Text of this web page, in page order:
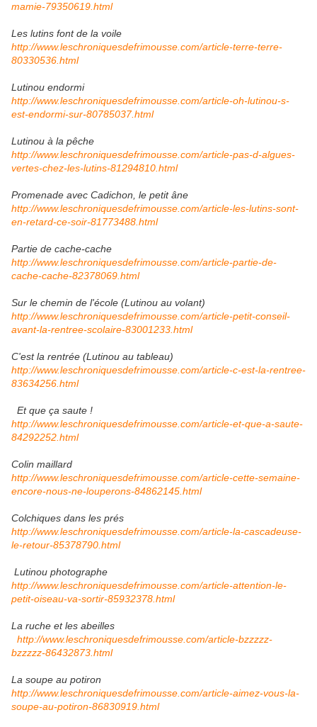
mamie-79350619.html
Les lutins font de la voile
http://www.leschroniquesdefrimousse.com/article-terre-terre-
80330536.html
Lutinou endormi
http://www.leschroniquesdefrimousse.com/article-oh-lutinou-s-
est-endormi-sur-80785037.html
Lutinou à la pêche
http://www.leschroniquesdefrimousse.com/article-pas-d-algues-
vertes-chez-les-lutins-81294810.html
Promenade avec Cadichon, le petit âne
http://www.leschroniquesdefrimousse.com/article-les-lutins-sont-
en-retard-ce-soir-81773488.html
Partie de cache-cache
http://www.leschroniquesdefrimousse.com/article-partie-de-
cache-cache-82378069.html
Sur le chemin de l'école (Lutinou au volant)
http://www.leschroniquesdefrimousse.com/article-petit-conseil-
avant-la-rentree-scolaire-83001233.html
C'est la rentrée (Lutinou au tableau)
http://www.leschroniquesdefrimousse.com/article-c-est-la-rentree-
83634256.html
Et que ça saute !
http://www.leschroniquesdefrimousse.com/article-et-que-a-saute-
84292252.html
Colin maillard
http://www.leschroniquesdefrimousse.com/article-cette-semaine-
encore-nous-ne-louperons-84862145.html
Colchiques dans les prés
http://www.leschroniquesdefrimousse.com/article-la-cascadeuse-
le-retour-85378790.html
Lutinou photographe
http://www.leschroniquesdefrimousse.com/article-attention-le-
petit-oiseau-va-sortir-85932378.html
La ruche et les abeilles
http://www.leschroniquesdefrimousse.com/article-bzzzzz-
bzzzzz-86432873.html
La soupe au potiron
http://www.leschroniquesdefrimousse.com/article-aimez-vous-la-
soupe-au-potiron-86830919.html